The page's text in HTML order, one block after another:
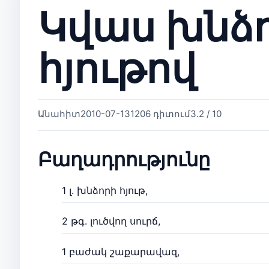
Կվաս
հյութով
Անահիտ2010-07-131206 դիտում3.2 / 10
Բաղադրությունը
1 լ. խնձորի հյութ,
2 թգ. լուծվող սուրճ,
1 բաժակ շաքարավազ,